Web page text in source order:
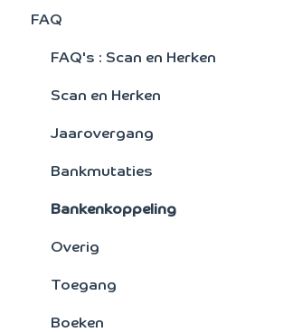
Activa
Signaleringsoverzichten
Verkoopstatistieken
Artikelen
Facturering
Kostensoorten/plaatsen
Crediteuren
FAQ
FAQ's : Scan en Herken
Scan en Herken
Jaarovergang
Bankmutaties
Bankenkoppeling
Overig
Toegang
Boeken